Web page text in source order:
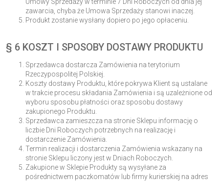
zawarcia, chyba że Umowa Sprzedaży stanowi inaczej.
Produkt zostanie wysłany dopiero po jego opłaceniu.
§ 6 KOSZT I SPOSOBY DOSTAWY PRODUKTU
Sprzedawca dostarcza Zamówienia na terytorium
Rzeczypospolitej Polskiej.
Koszty dostawy Produktu, które pokrywa Klient są ustalane
w trakcie procesu składania Zamówienia i są uzależnione od
wyboru sposobu płatności oraz sposobu dostawy
zakupionego Produktu.
Sprzedawca zamieszcza na stronie Sklepu informację o
liczbie Dni Roboczych potrzebnych na realizację i
dostarczenie Zamówienia.
Termin realizacji i dostarczenia Zamówienia wskazany na
stronie Sklepu liczony jest w Dniach Roboczych.
Zakupione w Sklepie Produkty są wysyłane za
pośrednictwem paczkomatów lub firmy kurierskiej na adres